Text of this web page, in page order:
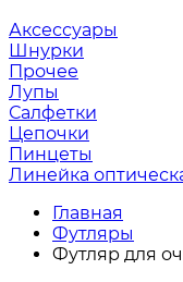
Аксессуары
Шнурки
Прочее
Лупы
Салфетки
Цепочки
Пинцеты
Линейка
Главная
Футляры
Футляр для